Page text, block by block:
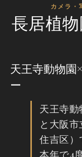
カメラ・
長居植
天王寺動物園
ー
天王寺動
と大阪
住吉区）
本年で4